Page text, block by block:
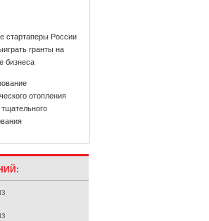
стартаперы России
гранты на
бизнеса
отопления
тщательного